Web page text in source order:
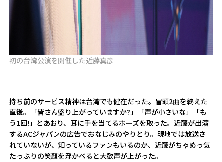
初の台湾公演を開催した近藤真彦
持ち前のサービス精神は台湾でも健在だった。冒頭2曲を終えた
直後。「皆さん盛り上がっていますか?」「声が小さいな」「も
う1回!」とあおり、耳に手を当てるポーズを取った。近藤が出演
するACジャパンの広告でおなじみのやりとり。現地では放送さ
れていないが、知っているファンもいるのか、近藤がちゃめっ気
たっぷりの笑顔を浮かべると大歓声が上がった。